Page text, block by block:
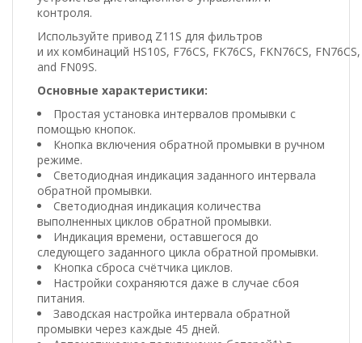
контроля.
Используйте привод Z11S для фильтров
и их комбинаций HS10S, F76CS, FK76CS, FKN76CS, FN76CS,
and FN09S.
Основные характеристики:
Простая установка интервалов промывки с
помощью кнопок.
Кнопка включения обратной промывки в ручном
режиме.
Светодиодная индикация заданного интервала
обратной промывки.
Светодиодная индикация количества
выполненных циклов обратной промывки.
Индикация времени, оставшегося до
следующего заданного цикла обратной промывки.
Кнопка сброса счётчика циклов.
Настройки сохраняются даже в случае сбоя
питания.
Заводская настройка интервала обратной
промывки через каждые 45 дней.